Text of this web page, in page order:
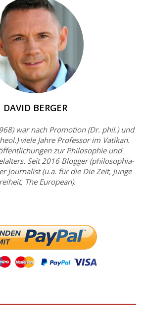
DAVID BERGER
war nach Promotion (Dr. phil.) und
viele Jahre Professor im Vatikan.
zur Philosophie und
Seit 2016 Blogger (philosophia-
Journalist (u.a. für die Die Zeit, Junge
The European).